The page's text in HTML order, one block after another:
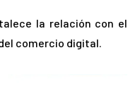
la relación con el
comercio digital.